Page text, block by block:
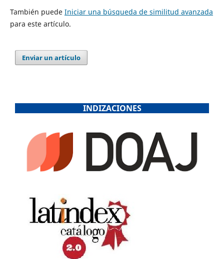
También puede Iniciar una búsqueda de similitud avanzada
para este artículo.
Enviar un artículo
INDIZACIONES